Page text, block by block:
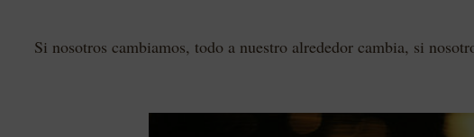
Si nosotros cambiamos, todo a nuestro alrededor cambia, si